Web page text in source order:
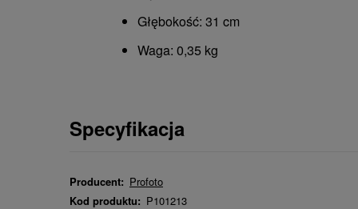
Głębokość: 31 cm
Waga: 0,35 kg
Specyfikacja
Producent: Profoto
Kod produktu: P101213